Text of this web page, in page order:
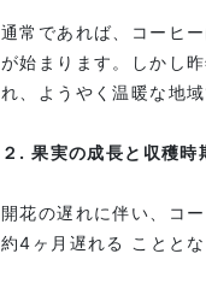
通常であれば、コーヒ
が始まります。しかし
れ、ようやく温暖な地
２. 果実の成長と収穫時
開花の遅れに伴い、コ
約4ヶ月遅れる こととな